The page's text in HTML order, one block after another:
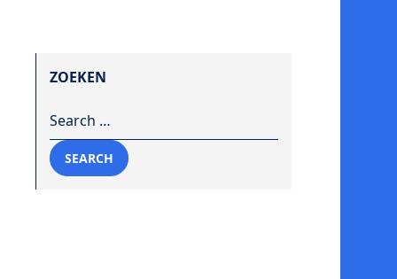
ZOEKEN
Search for:
SEARCH